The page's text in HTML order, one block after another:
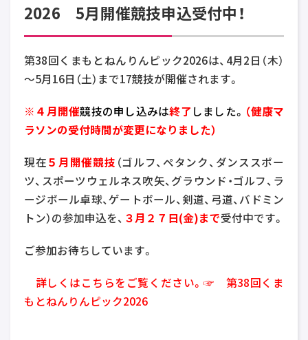
2026 5月開催競技申込受付中！
第38回くまもとねんりんピック2026は、4月2日（木）
～5月16日（土）まで17競技が開催されます。
※ ４月開催競技の申し込みは終了しました。 （健康マ
ラソンの受付時間が変更になりました）
現在５月開催競技 （ゴルフ、ペタンク、ダンススポー
ツ、スポーツウェルネス吹矢、グラウンド・ゴルフ、ラ
ージボール卓球、ゲートボール、剣道、弓道、バドミン
トン）の参加申込を、 ３月２７日(金)まで受付中です。
ご参加お待ちしています。
詳しくはこちらをご覧ください。☞ 第38回くま
もとねんりんピック2026